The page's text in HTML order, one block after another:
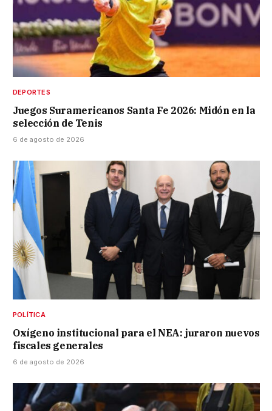
DEPORTES
Juegos Suramericanos Santa Fe 2026: Midón en la
selección de Tenis
6 de agosto de 2026
POLÍTICA
Oxígeno institucional para el NEA: juraron nuevos
fiscales generales
6 de agosto de 2026